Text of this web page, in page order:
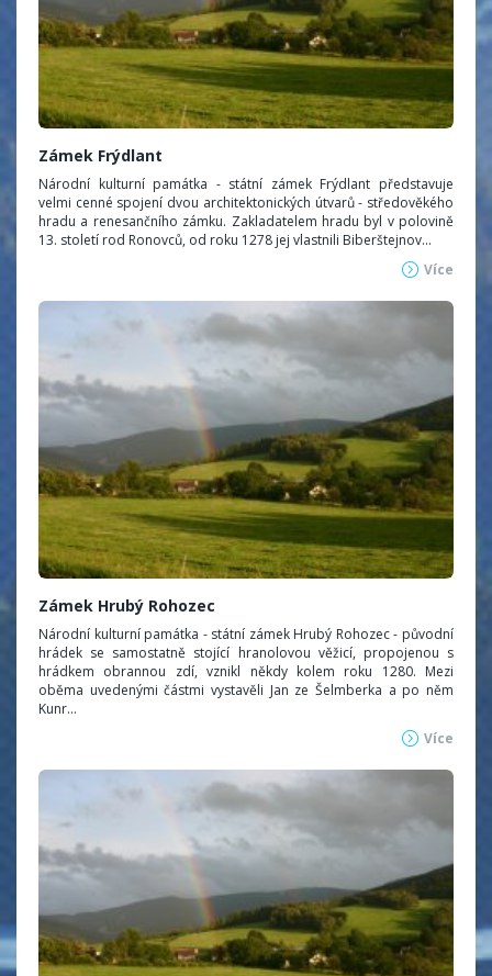
Zámek Frýdlant
Národní kulturní památka - státní zámek Frýdlant představuje
velmi cenné spojení dvou architektonických útvarů - středověkého
hradu a renesančního zámku. Zakladatelem hradu byl v polovině
13. století rod Ronovců, od roku 1278 jej vlastnili Biberštejnov...
Více
Zámek Hrubý Rohozec
Národní kulturní památka - státní zámek Hrubý Rohozec - původní
hrádek se samostatně stojící hranolovou věžicí, propojenou s
hrádkem obrannou zdí, vznikl někdy kolem roku 1280. Mezi
oběma uvedenými částmi vystavěli Jan ze Šelmberka a po něm
Kunr...
Více